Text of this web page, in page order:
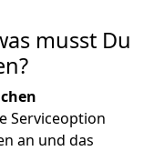
musst Du
Serviceoption
an und das